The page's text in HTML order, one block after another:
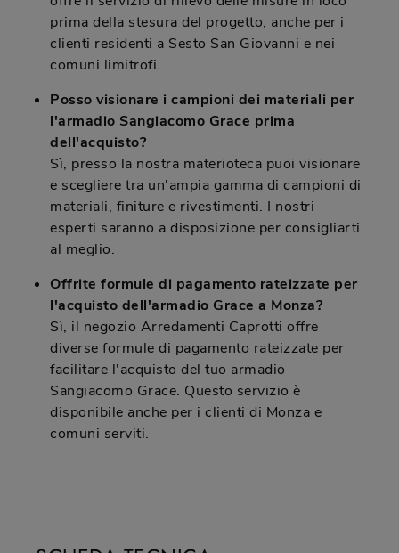
prima della stesura del progetto, anche per i
clienti residenti a Sesto San Giovanni e nei
comuni limitrofi.
Posso visionare i campioni dei materiali per
l'armadio Sangiacomo Grace prima
dell'acquisto?
Sì, presso la nostra materioteca puoi visionare
e scegliere tra un'ampia gamma di campioni di
materiali, finiture e rivestimenti. I nostri
esperti saranno a disposizione per consigliarti
al meglio.
Offrite formule di pagamento rateizzate per
l'acquisto dell'armadio Grace a Monza?
Sì, il negozio Arredamenti Caprotti offre
diverse formule di pagamento rateizzate per
facilitare l'acquisto del tuo armadio
Sangiacomo Grace. Questo servizio è
disponibile anche per i clienti di Monza e
comuni serviti.